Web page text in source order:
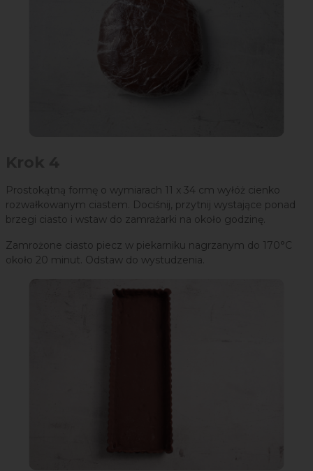
Prostokątną formę o wymiarach 11 x 34 cm wyłóż cienko
rozwałkowanym ciastem. Dociśnij, przytnij wystające ponad
brzegi ciasto i wstaw do zamrażarki na około godzinę.
Zamrożone ciasto piecz w piekarniku nagrzanym do 170°C
około 20 minut. Odstaw do wystudzenia.